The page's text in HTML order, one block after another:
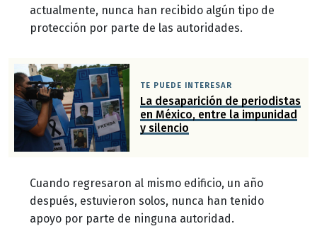
actualmente, nunca han recibido algún tipo de
protección por parte de las autoridades.
TE PUEDE INTERESAR
La desaparición de periodistas
en México, entre la impunidad
y silencio
Cuando regresaron al mismo edificio, un año
después, estuvieron solos, nunca han tenido
apoyo por parte de ninguna autoridad.